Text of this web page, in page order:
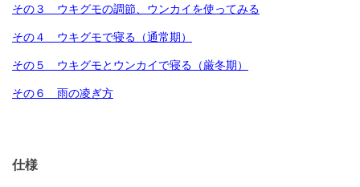
その３ ウキグモの調節、ウンカイを使ってみる
その４ ウキグモで寝る（通常期）
その５ ウキグモとウンカイで寝る（厳冬期）
その６ 雨の凌ぎ方
仕様